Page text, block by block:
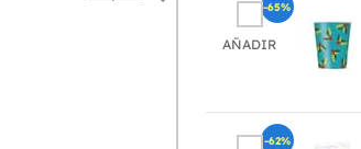
AÑADIR
-65%
-62%